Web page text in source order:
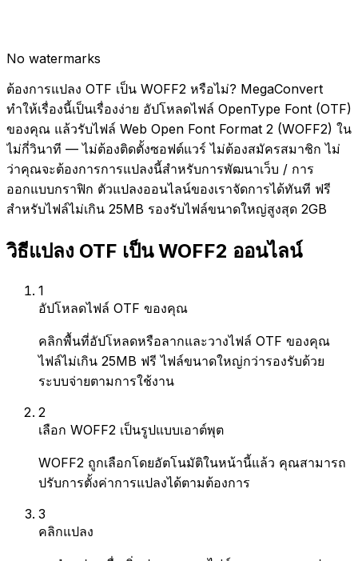
No watermarks
ต้องการแปลง OTF เป็น WOFF2 หรือไม่? MegaConvert
ทำให้เรื่องนี้เป็นเรื่องง่าย อัปโหลดไฟล์ OpenType Font (OTF)
ของคุณ แล้วรับไฟล์ Web Open Font Format 2 (WOFF2) ใน
ไม่กี่วินาที — ไม่ต้องติดตั้งซอฟต์แวร์ ไม่ต้องสมัครสมาชิก ไม่
ว่าคุณจะต้องการการแปลงนี้สำหรับการพัฒนาเว็บ / การ
ออกแบบกราฟิก ตัวแปลงออนไลน์ของเราจัดการได้ทันที ฟรี
สำหรับไฟล์ไม่เกิน 25MB รองรับไฟล์ขนาดใหญ่สูงสุด 2GB
วิธีแปลง OTF เป็น WOFF2 ออนไลน์
1
อัปโหลดไฟล์ OTF ของคุณ
คลิกพื้นที่อัปโหลดหรือลากและวางไฟล์ OTF ของคุณ
ไฟล์ไม่เกิน 25MB ฟรี ไฟล์ขนาดใหญ่กว่ารองรับด้วย
ระบบจ่ายตามการใช้งาน
2
เลือก WOFF2 เป็นรูปแบบเอาต์พุต
WOFF2 ถูกเลือกโดยอัตโนมัติในหน้านี้แล้ว คุณสามารถ
ปรับการตั้งค่าการแปลงได้ตามต้องการ
3
คลิกแปลง